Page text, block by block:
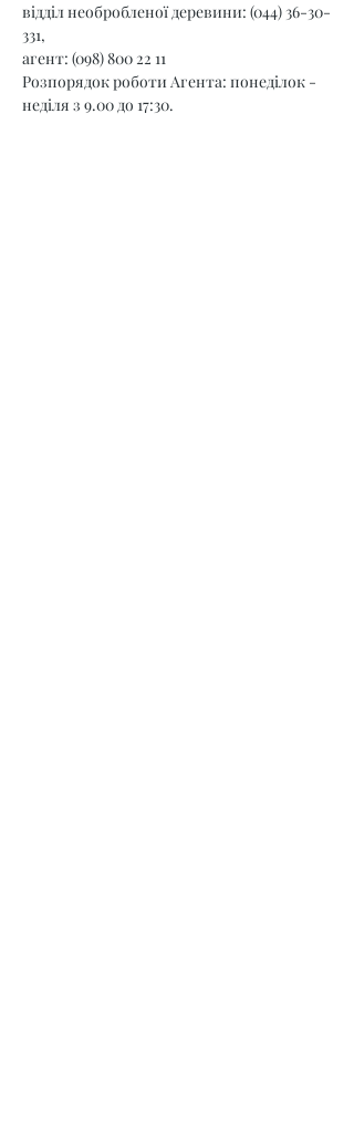
відділ необробленої деревини: (044) 36-30-
331,
агент: (098) 800 22 11
Розпорядок роботи Агента: понеділок -
неділя з 9.00 до 17:30.